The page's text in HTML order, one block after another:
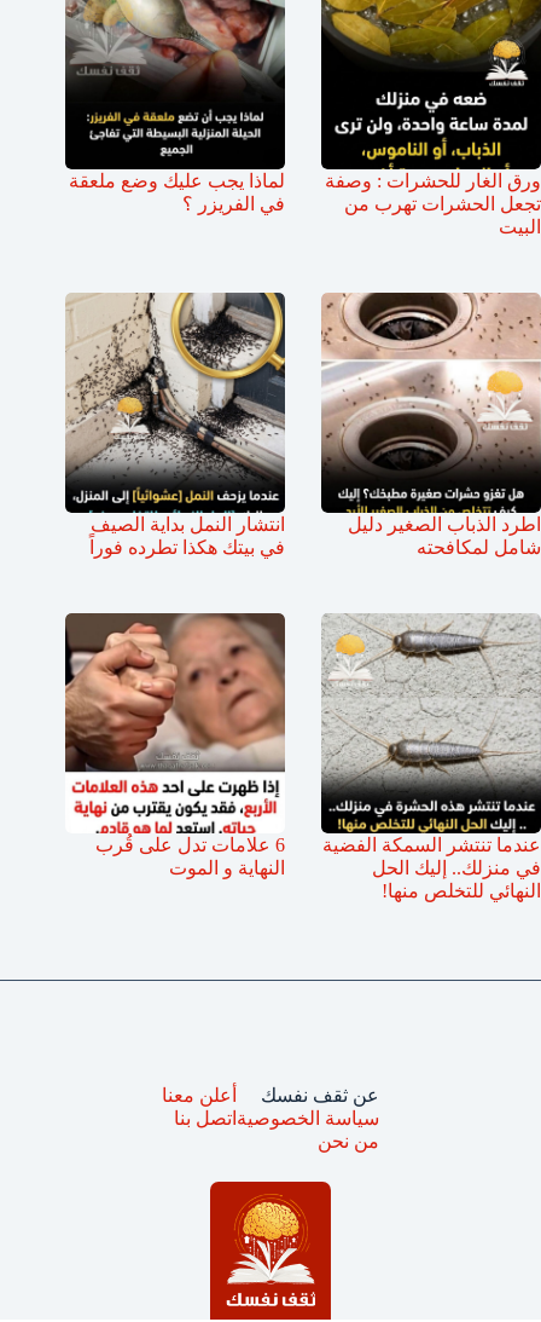
ورق الغار للحشرات : وصفة
تجعل الحشرات تهرب من
البيت
لماذا يجب عليك وضع ملعقة
في الفريزر ؟
اطرد الذباب الصغير دليل
شامل لمكافحته
انتشار النمل بداية الصيف
في بيتك هكذا تطرده فوراً
عندما تنتشر السمكة الفضية
في منزلك.. إليك الحل
النهائي للتخلص منها!
6 علامات تدل على قُرب
النهاية و الموت
عن ثقف نفسك
سياسة الخصوصية
من نحن
أعلن معنا
اتصل بنا